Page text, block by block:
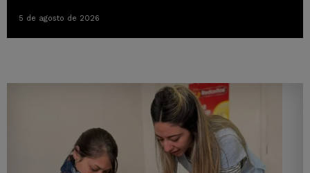
5 de agosto de 2026